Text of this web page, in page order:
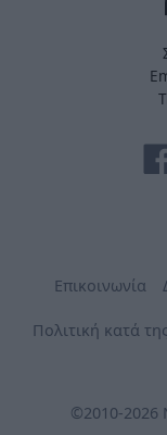
Επικοινωνία
Πολιτική κατά
©2010-2026